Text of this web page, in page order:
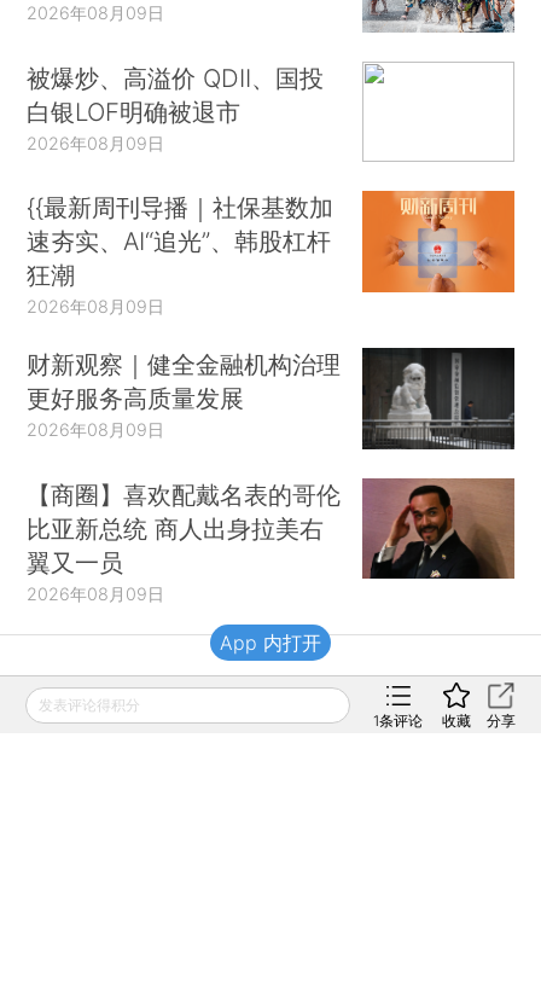
2026年08月09日
被爆炒、高溢价 QDII、国投
白银LOF明确被退市
2026年08月09日
{{最新周刊导播｜社保基数加
速夯实、AI“追光”、韩股杠杆
狂潮
2026年08月09日
财新观察｜健全金融机构治理
更好服务高质量发展
2026年08月09日
【商圈】喜欢配戴名表的哥伦
比亚新总统 商人出身拉美右
翼又一员
2026年08月09日
财新移动
发表评论得积分
1条评论 收藏 分享
App 内打开